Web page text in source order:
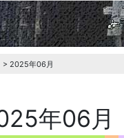
> 2025年06月
年06月